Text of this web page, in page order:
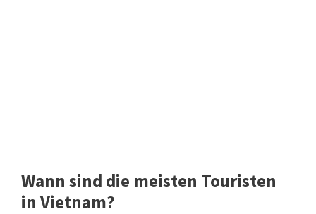
Wann sind die meisten Touristen
in Vietnam?